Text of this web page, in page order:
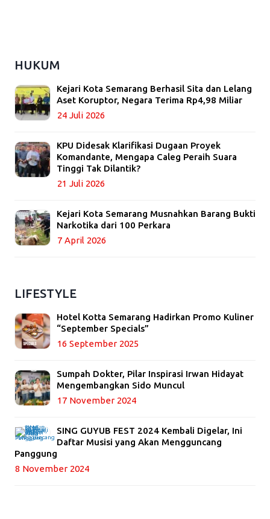
HUKUM
Kejari Kota Semarang Berhasil Sita dan Lelang
Aset Koruptor, Negara Terima Rp4,98 Miliar
24 Juli 2026
KPU Didesak Klarifikasi Dugaan Proyek
Komandante, Mengapa Caleg Peraih Suara
Tinggi Tak Dilantik?
21 Juli 2026
Kejari Kota Semarang Musnahkan Barang Bukti
Narkotika dari 100 Perkara
7 April 2026
LIFESTYLE
Hotel Kotta Semarang Hadirkan Promo Kuliner
“September Specials”
16 September 2025
Sumpah Dokter, Pilar Inspirasi Irwan Hidayat
Mengembangkan Sido Muncul
17 November 2024
SING GUYUB FEST 2024 Kembali Digelar, Ini
Daftar Musisi yang Akan Mengguncang
Panggung
8 November 2024